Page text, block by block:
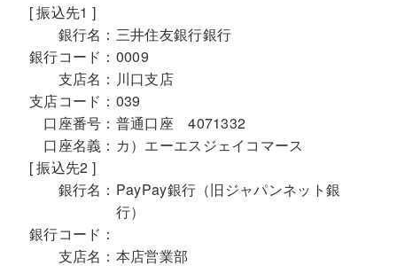
[ 振込先1 ]
銀行名： 三井住友銀行銀行
銀行コード： 0009
支店名： 川口支店
支店コード： 039
口座番号： 普通口座 4071332
口座名義： カ）エーエスジェイコマース
[ 振込先2 ]
銀行名： PayPay銀行（旧ジャパンネット銀
行）
銀行コード：
支店名： 本店営業部